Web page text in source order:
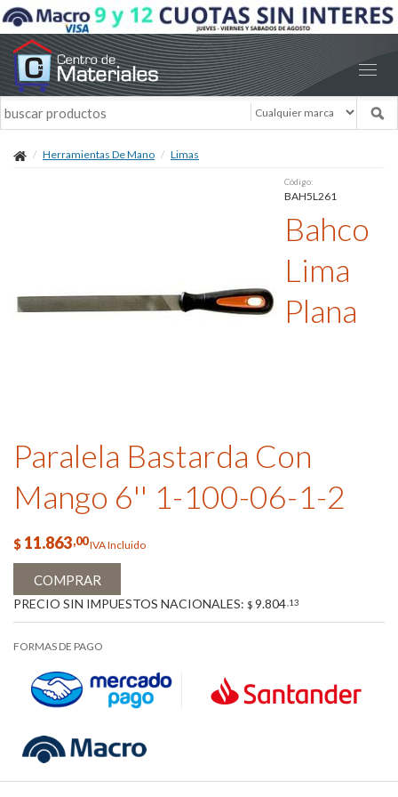
Herramientas De Mano Limas
Código:
BAH5L261
Bahco
Lima
Plana
Paralela Bastarda Con
Mango 6'' 1-100-06-1-2
$ 11.863,00IVA Incluido
COMPRAR
PRECIO SIN IMPUESTOS NACIONALES: $ 9.804 ,13
FORMAS DE PAGO